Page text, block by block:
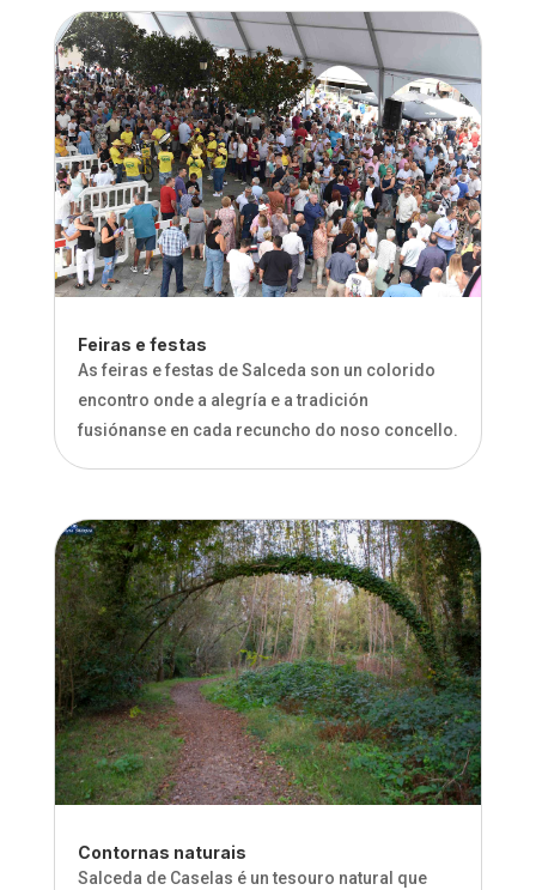
Feiras e festas
As feiras e festas de Salceda son un colorido
encontro onde a alegría e a tradición
fusiónanse en cada recuncho do noso concello.
Contornas naturais
Salceda de Caselas é un tesouro natural que